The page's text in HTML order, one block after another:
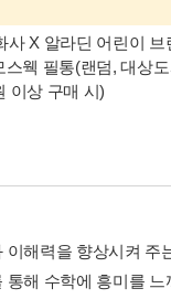
사 X 알라딘 어린이 브
스웩 필통(랜덤, 대상
이상 구매 시)
이해력을 향상시켜 주
통해 수학에 흥미를